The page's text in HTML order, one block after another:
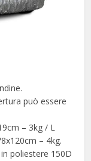
può essere
– 3kg / L
– 4kg.
in poliestere 150D